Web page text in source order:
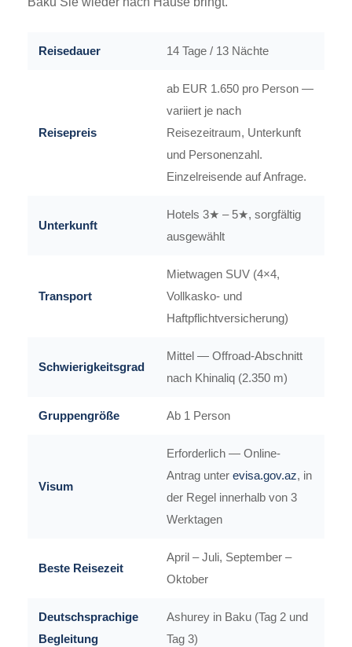
Reisedauer 14 Tage / 13 Nächte
Reisepreis
ab EUR 1.650 pro Person —
variiert je nach
Reisezeitraum, Unterkunft
und Personenzahl.
Einzelreisende auf Anfrage.
Unterkunft
Hotels 3★ – 5★, sorgfältig
ausgewählt
Transport
Mietwagen SUV (4×4,
Vollkasko- und
Haftpflichtversicherung)
Schwierigkeitsgrad
Mittel — Offroad-Abschnitt
nach Khinaliq (2.350 m)
Gruppengröße Ab 1 Person
Visum
Erforderlich — Online-
Antrag unter evisa.gov.az, in
der Regel innerhalb von 3
Werktagen
Beste Reisezeit
April – Juli, September –
Oktober
Deutschsprachige
Begleitung
Ashurey in Baku (Tag 2 und
Tag 3)